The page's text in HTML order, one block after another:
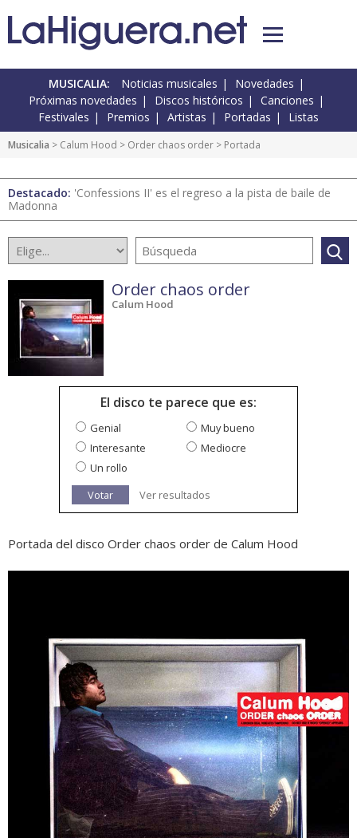
MUSICALIA: Noticias musicales
Novedades
Próximas novedades
Discos históricos
Canciones
Festivales
Premios Artistas Portadas Listas
Musicalia > Calum Hood > Order chaos order > Portada
Destacado: 'Confessions II' es el regreso a la pista de baile de
Madonna
Order chaos order
Calum Hood
El disco te parece que es:
Genial
Muy bueno
Interesante
Mediocre
Un rollo
Votar
Ver resultados
Portada del disco Order chaos order de Calum Hood